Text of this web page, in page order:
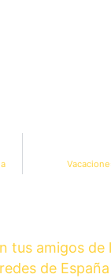
tus amigos de
de España